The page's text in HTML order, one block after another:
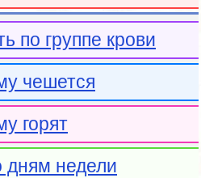
по группе крови
чешется
горят
недели